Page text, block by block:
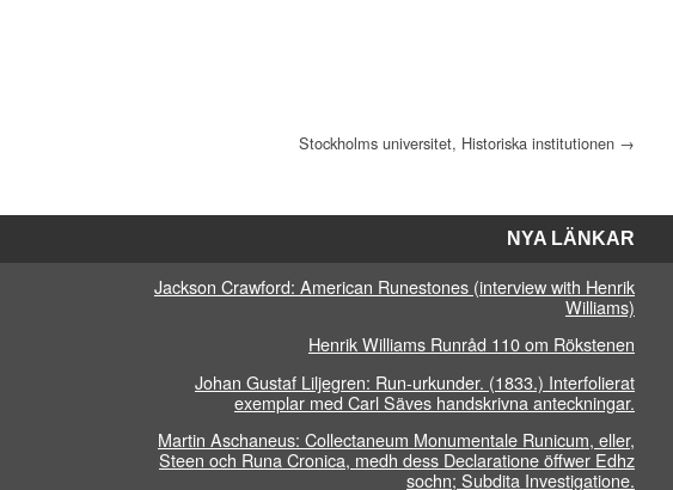
Stockholms universitet, Historiska institutionen →
NYA LÄNKAR
Jackson Crawford: American Runestones (interview with Henrik
Williams)
Henrik Williams Runråd 110 om Rökstenen
Johan Gustaf Liljegren: Run-urkunder. (1833.) Interfolierat
exemplar med Carl Säves handskrivna anteckningar.
Martin Aschaneus: Collectaneum Monumentale Runicum, eller,
Steen och Runa Cronica, medh dess Declaratione öffwer Edhz
sochn; Subdita Investigatione.